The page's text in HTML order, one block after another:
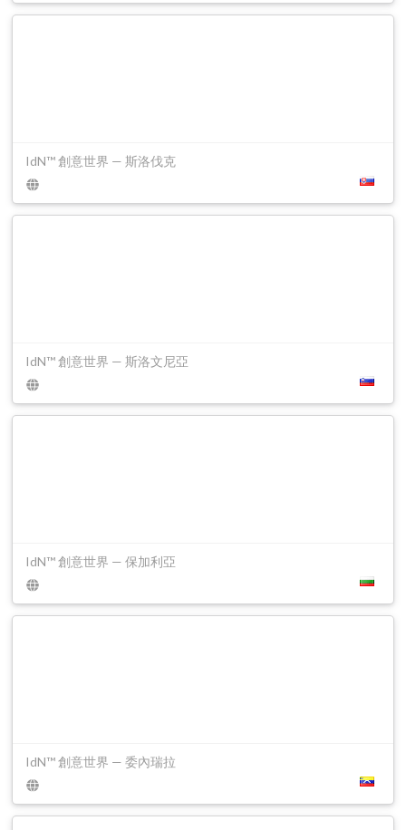
IdN™ 創意世界 — 斯洛伐克
IdN™ 創意世界 — 斯洛文尼亞
IdN™ 創意世界 — 保加利亞
IdN™ 創意世界 — 委內瑞拉